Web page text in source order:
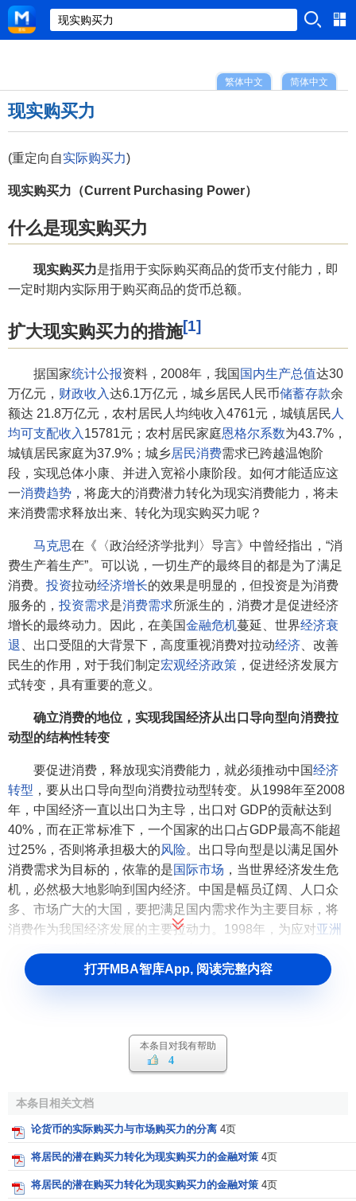
简体中文
繁体中文
现实购买力
(重定向自实际购买力)
现实购买力（Current Purchasing Power）
什么是现实购买力
现实购买力是指用于实际购买商品的货币支付能力，即
一定时期内实际用于购买商品的货币总额。
扩大现实购买力的措施[1]
据国家统计公报资料，2008年，我国 国内生产总值达30
万亿元， 财政收入达6.1万亿元，城乡居民人民币储蓄存款余
额达 21.8万亿元，农村居民人均纯收入4761元，城镇居民 人
均可支配收入 15781元；农村居民家庭恩格尔系数为43.7%，
城镇居民家庭为37.9%；城乡居民消费需求已跨越温饱阶
段，实现总体小康、并进入宽裕小康阶段。如何才能适应这
一消费趋势 ，将庞大的消费潜力转化为现实消费能力，将未
来消费需求释放出来、转化为现实购买力呢？
马克思在《〈政治经济学批判〉导言》中曾经指出，“消
费生产着生产”。可以说，一切生产的最终目的都是为了满足
消费。 投资拉动经济增长的效果是明显的，但投资是为消费
服务的， 投资需求是消费需求所派生的，消费才是促进经济
增长的最终动力。因此，在美国金融危机蔓延、世界经济衰
退
、出口受阻的大背景下，高度重视消费对拉动经济 、改善
民生的作用，对于我们制定宏观经济政策 ，促进经济发展方
式转变，具有重要的意义。
确立消费的地位，实现我国经济从出口导向型向消费拉
动型的结构性转变
要促进消费，释放现实消费能力，就必须推动中国经济
转型 ，要从出口导向型向消费拉动型转变。从1998年至2008
年，中国经济一直以出口为主导，出口对 GDP的贡献达到
40%，而在正常标准下，一个国家的出口占GDP最高不能超
过25%，否则将承担极大的风险。出口导向型是以满足国外
消费需求为目标的，依靠的是国际市场 ，当世界经济发生危
机，必然极大地影响到国内经济。中国是幅员辽阔、人口众
多、市场广大的大国，要把满足国内需求作为主要目标，将
消费作为我国经济发展的主要拉动力。1998年，为应对亚洲
消费不足
的问题，居民消费率由2000年的 62.3%下降到2007
年的49%，出口、投资、消费失衡。我们要按照十七大报告
协调拉动转变”，以应对金融危机，切实转变经济发展方式。
制，制定并推行“
当前我国的国民收入分配中，存在着政府和企业所占份
额偏高，居民所占份额偏低的问题。2002年，我国政府、企
年，三者间的分配关系变化为23.8∶16.2∶60.0。城乡居民
打开MBA智库App, 阅读完整内容
本条目对我有帮助
4
本条目相关文档
论货币的实际购买力与市场购买力的分离 4页
将居民的潜在购买力转化为现实购买力的金融对策 4页
将居民的潜在购买力转化为现实购买力的金融对策 4页